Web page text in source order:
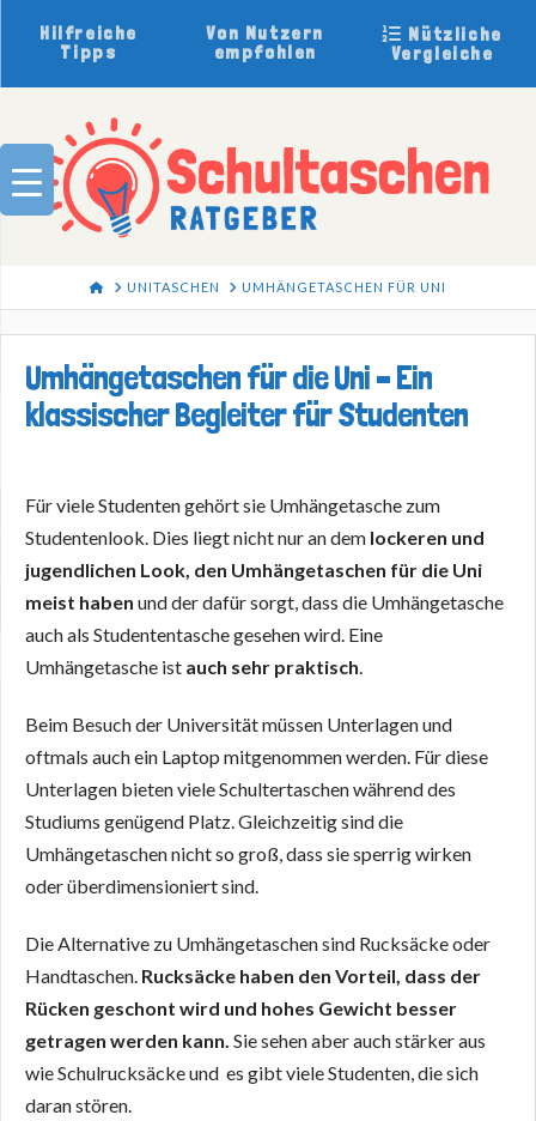
Hilfreiche
Tipps
Von Nutzern
empfohlen
Nützliche
Vergleiche
HOMEUNITASCHEN UMHÄNGETASCHEN FÜR UNI
Umhängetaschen für die Uni – Ein
klassischer Begleiter für Studenten
Für viele Studenten gehört sie Umhängetasche zum
Studentenlook. Dies liegt nicht nur an dem lockeren und
jugendlichen Look, den Umhängetaschen für die Uni
meist haben und der dafür sorgt, dass die Umhängetasche
auch als Studententasche gesehen wird. Eine
Umhängetasche ist auch sehr praktisch
Beim Besuch der Universität müssen Unterlagen und
oftmals auch ein Laptop mitgenommen werden. Für diese
Unterlagen bieten viele Schultertaschen während des
Studiums genügend Platz. Gleichzeitig sind die
Umhängetaschen nicht so groß, dass sie sperrig wirken
oder überdimensioniert sind.
Die Alternative zu Umhängetaschen sind Rucksäcke oder
Handtaschen. Rucksäcke haben den Vorteil, dass der
Rücken geschont wird und hohes Gewicht besser
getragen werden kann. Sie sehen aber auch stärker aus
wie Schulrucksäcke und es gibt viele Studenten, die sich
daran stören.